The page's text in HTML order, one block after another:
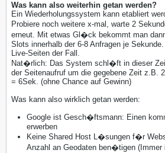
Was kann also weiterhin getan werden?
Ein Wiederholungssystem kann etabliert
Probiere noch weitere x-mal, warte 2
erneut. Mit etwas Gl�ck bekommt man
Slots innerhalb der 6-8 Anfragen je
Live-Seiten der Fall.
Nat�rlich: Das System schl�ft in dieser
der Seitenaufruf um die gegebene Zeit z.B.
= 6Sek. (ohne Chance auf Gewinn)
Was kann also wirklich getan werden:
Google ist Gesch�ftsmann: Einen
erwerben
Keine Shared Host L�sungen f�r
Anzahl an Geodaten ben�tigen (Immer